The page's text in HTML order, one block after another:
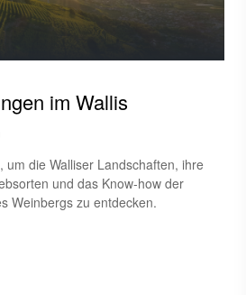
im Wallis
um die Walliser Landschaften, ihre
und das Know-how der
Weinbergs zu entdecken.